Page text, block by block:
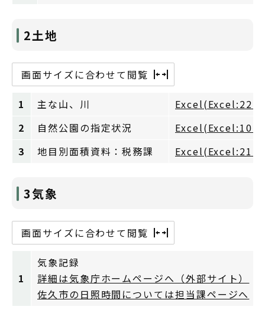
2土地
画面サイズに合わせて閲覧
1 主な山、川
2
自然公園の指定状況
3
地目別面積資料：税務課
3気象
画面サイズに合わせて閲覧
1
気象記録
詳細は気象庁ホームページへ（外部サイト）
佐久市の日照時間については担当課ページへ